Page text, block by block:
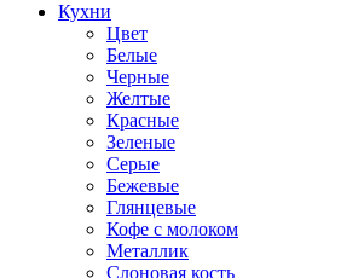
Кухни
Цвет
Белые
Черные
Желтые
Красные
Зеленые
Серые
Бежевые
Глянцевые
Кофе с молоком
Металлик
Слоновая кость